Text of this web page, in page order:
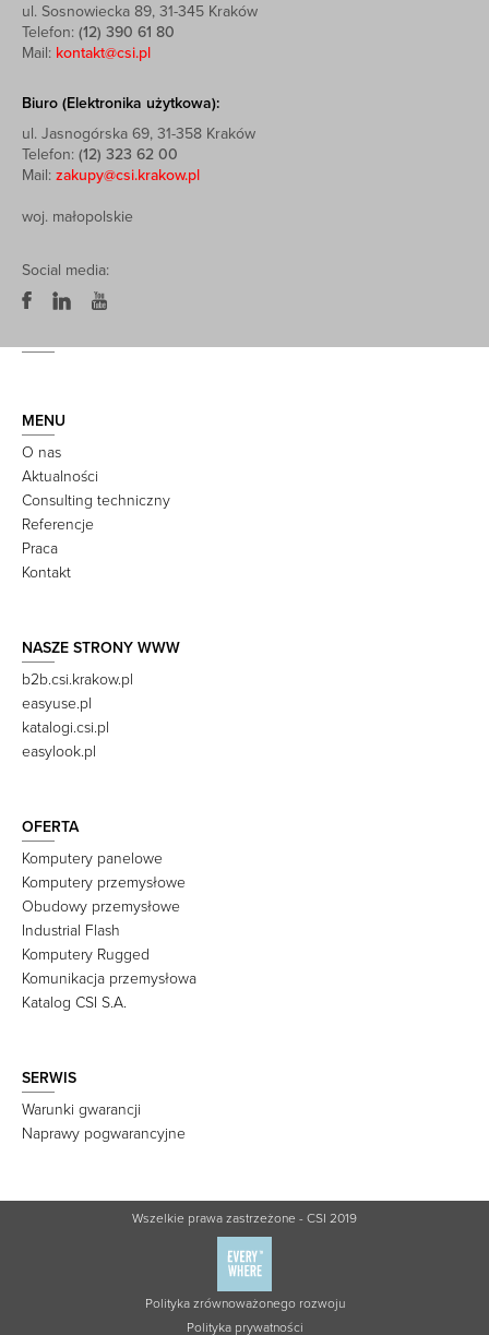
ul. Sosnowiecka 89, 31-345 Kraków
Telefon: (12) 390 61 80
Mail: kontakt@csi.pl
Biuro (Elektronika użytkowa):
ul. Jasnogórska 69, 31-358 Kraków
Telefon: (12) 323 62 00
Mail: zakupy@csi.krakow.pl
woj. małopolskie
Social media:
MENU
O nas
Aktualności
Consulting techniczny
Referencje
Praca
Kontakt
NASZE STRONY WWW
b2b.csi.krakow.pl
easyuse.pl
katalogi.csi.pl
easylook.pl
OFERTA
Komputery panelowe
Komputery przemysłowe
Obudowy przemysłowe
Industrial Flash
Komputery Rugged
Komunikacja przemysłowa
Katalog CSI S.A.
SERWIS
Warunki gwarancji
Naprawy pogwarancyjne
Wszelkie prawa zastrzeżone - CSI 2019
Polityka zrównoważonego rozwoju
Polityka prywatności